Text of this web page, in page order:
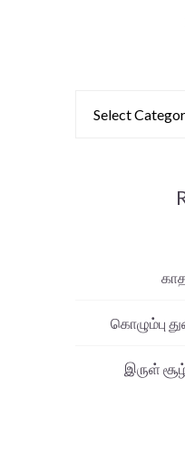
கொழும்பு
இருள்